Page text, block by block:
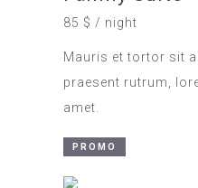
85 $ / night
Mauris et tortor sit
praesent rutrum,
amet.
PROMO